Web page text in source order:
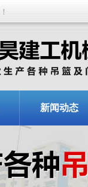
新闻动态